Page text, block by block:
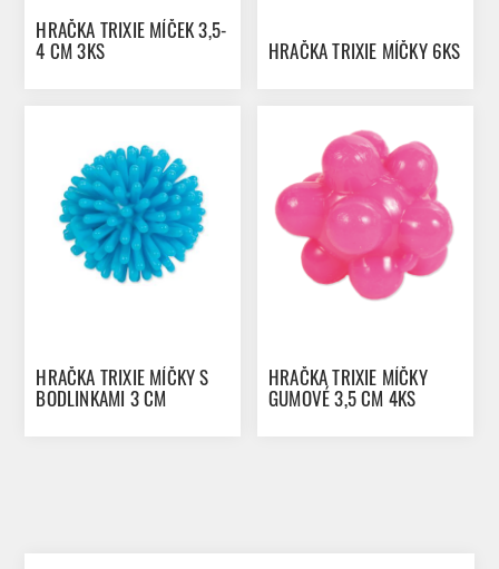
HRAČKA TRIXIE MÍČEK 3,5-
4 CM 3KS HRAČKA TRIXIE MÍČKY 6KS
HRAČKA TRIXIE MÍČKY S
BODLINKAMI 3 CM
HRAČKA TRIXIE MÍČKY
GUMOVÉ 3,5 CM 4KS